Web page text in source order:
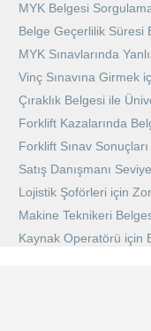
MYK Belgesi
Belge Geçerlilik Süresi
MYK Sınavlarında
Vinç Sınavına Girmek
Çıraklık Belgesi ile
Forklift Kazalarında
Forklift Sınav
Satış Danışmanı
Lojistik Şoförleri için
Makine Teknikeri
Kaynak Operatörü için